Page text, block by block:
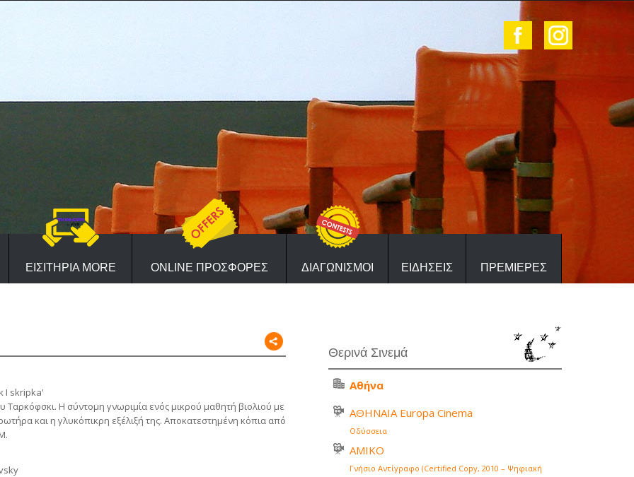
ΕΙΣΙΤΗΡΙΑ MORE ONLINE ΠΡΟΣΦΟΡΕΣ ΔΙΑΓΩΝΙΣΜΟΙ ΕΙΔΗΣΕΙΣ ΠΡΕΜΙΕΡΕΣ
I skripka'
Ταρκόφσκι. Η σύντομη γνωριμία ενός μικρού μαθητή βιολιού με
και η γλυκόπικρη εξέλιξή της. Αποκατεστημένη κόπια από
Θερινά Σινεμά
Αθήνα
ΑΘΗΝΑΙΑ Europa Cinema
Οδύσσεια
ΑΜΙΚΟ
Γνήσιο Αντίγραφο (Certified Copy, 2010 – Ψηφιακή